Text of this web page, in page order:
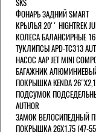
SKS
ФОНАРЬ ЗАДНИЙ SMART
КРЫЛЬЯ 20'' HIGHTREK
КОЛЕСА БАЛАНСИРНЫЕ
ТУКЛИПСЫ APD-TC313
НАСОС AAP JET MINI
БАГАЖНИК
ПОКРЫШКА KENDA
ПОДСУМОК
AUTHOR
ЗАМОК ВЕЛОСИПЕДНЫЙ
ПОКРЫШКА 26X1,75 (47-